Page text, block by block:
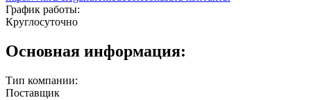
График работы:
Круглосуточно
Основная информация:
Тип компании:
Поставщик